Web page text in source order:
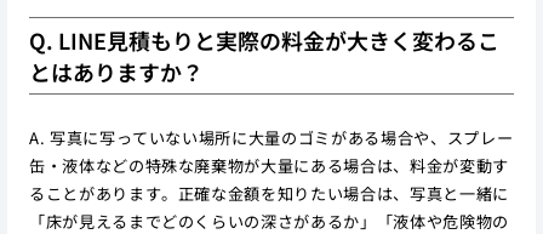
Q. LINE見積もりと実際の料金が大きく変わるこ
とはありますか？
A. 写真に写っていない場所に大量のゴミがある場合や、スプレー
缶・液体などの特殊な廃棄物が大量にある場合は、料金が変動す
ることがあります。正確な金額を知りたい場合は、写真と一緒に
「床が見えるまでどのくらいの深さがあるか」「液体や危険物の